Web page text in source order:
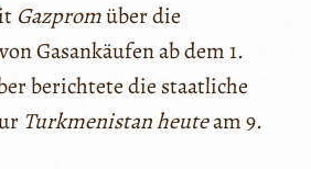
Gazpromüber die
Gasankäufen ab dem 1.
berichtete die staatliche
Turkmenistan heuteam 9.